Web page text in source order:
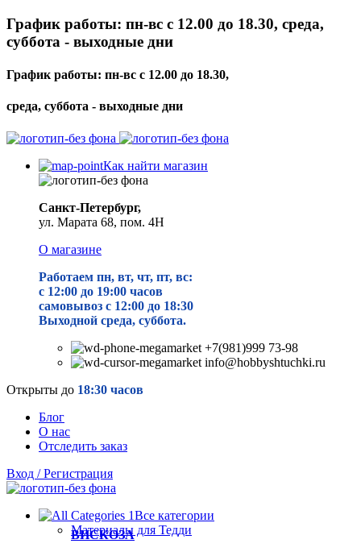
График работы: пн-вс с 12.00 до 18.30, среда,
суббота - выходные дни
График работы: пн-вс с 12.00 до 18.30,
среда, суббота - выходные дни
Как найти магазин
Санкт-Петербург,
ул. Марата 68, пом. 4Н
О магазине
Работаем пн, вт, чт, пт, вс:
с 12:00 до 19:00 часов
самовывоз с 12:00 до 18:30
Выходной среда, суббота.
+7(981)999 73-98
info@hobbyshtuchki.ru
Открыты до 18:30 часов
Блог
О нас
Отследить заказ
Вход / Регистрация
Все категории
Материалы для Тедди
ВИСКОЗА